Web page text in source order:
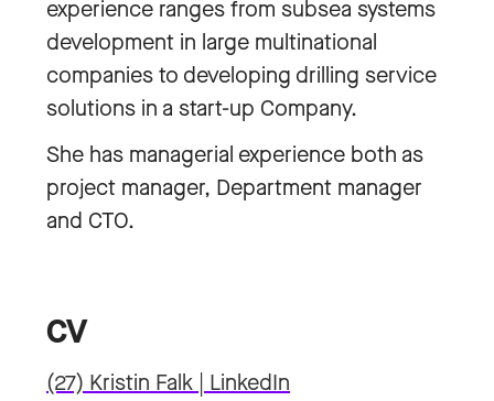
experience ranges from subsea systems
development in large multinational
companies to developing drilling service
solutions in a start-up Company.
She has managerial experience both as
project manager, Department manager
and CTO.
CV
(27) Kristin Falk | LinkedIn